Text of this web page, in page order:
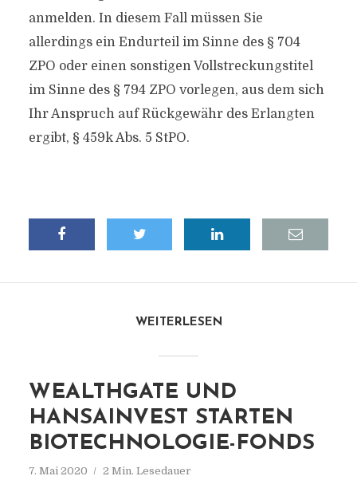
anmelden. In diesem Fall müssen Sie
allerdings ein Endurteil im Sinne des § 704
ZPO oder einen sonstigen Vollstreckungstitel
im Sinne des § 794 ZPO vorlegen, aus dem sich
Ihr Anspruch auf Rückgewähr des Erlangten
ergibt, § 459k Abs. 5 StPO.
WEITERLESEN
WEALTHGATE UND
HANSAINVEST STARTEN
BIOTECHNOLOGIE-FONDS
7. Mai 2020 2 Min. Lesedauer